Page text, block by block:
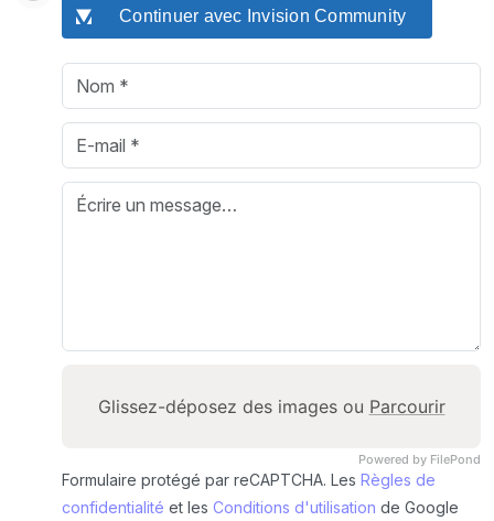
Continuer avec Invision Community
Powered by FilePond
Glissez-déposez des images ou Parcourir
Formulaire protégé par reCAPTCHA. Les Règles de
confidentialité et les Conditions d'utilisation de Google